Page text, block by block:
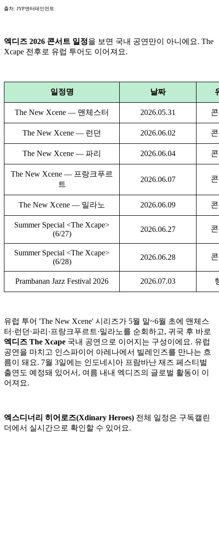
출처: JYP엔터테인먼트
엑디즈 2026 콘서트 일정을 보면 국내 공연만이 아니에요. The
Xcape 전후로 유럽 투어도 이어져요.
일정명 날짜
The New Xcene — 맨체스터 2026.05.31
The New Xcene — 런던 2026.06.02
The New Xcene — 파리 2026.06.04
The New Xcene — 프랑크푸르
트
2026.06.07
The New Xcene — 밀라노 2026.06.09
Summer Special <The Xcape>
(6/27)
2026.06.27
Summer Special <The Xcape>
(6/28)
2026.06.28
Prambanan Jazz Festival 2026 2026.07.03
유럽 투어 'The New Xcene' 시리즈가 5월 말~6월 초에 맨체스
터·런던·파리·프랑크푸르트·밀라노를 순회하고, 귀국 후 바로
엑디즈 The Xcape 국내 공연으로 이어지는 구성이에요. 유럽
공연을 마치고 인스파이어 아레나에서 빌레인즈를 만나는 흐
름이 돼요. 7월 3일에는 인도네시아 프람바난 재즈 페스티벌
출연도 예정돼 있어서, 여름 내내 엑디즈의 글로벌 활동이 이
어져요.
엑스디너리 히어로즈(Xdinary Heroes) 전체 일정은 구독캘린
더에서 실시간으로 확인할 수 있어요.